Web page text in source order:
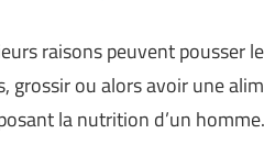
raisons peuvent pousser
grossir ou alors avoir une
la nutrition d’un